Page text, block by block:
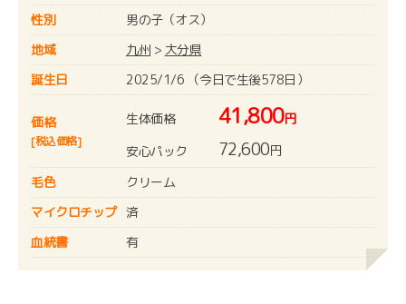
性別
男の子（オス）
地域
九州 > 大分県
誕生日
2025/1/6 （今日で生後578日）
価格
[税込価格]
生体価格 41,800円
安心パック
72,600円
毛色
クリーム
マイクロチップ 済
血統書
有